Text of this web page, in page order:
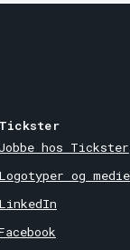
Tickster
hos Tickster
Logotyper og
LinkedIn